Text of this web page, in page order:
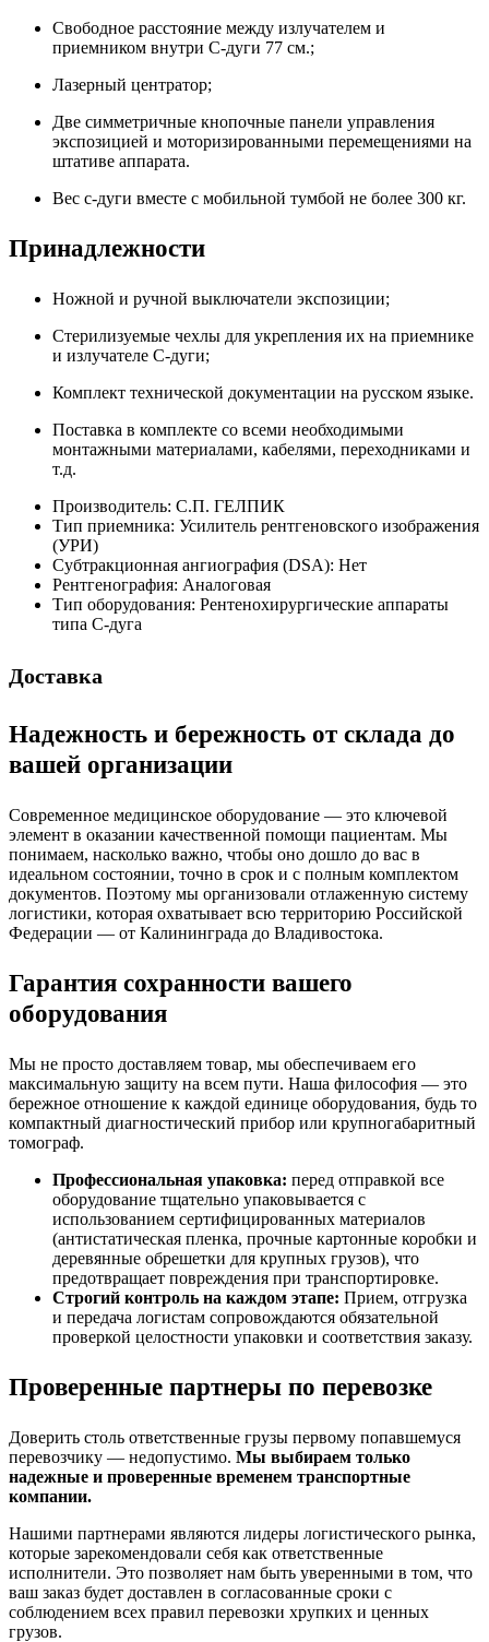
Свободное расстояние между излучателем и
приемником внутри С-дуги 77 см.;
Лазерный центратор;
Две симметричные кнопочные панели управления
экспозицией и моторизированными перемещениями на
штативе аппарата.
Вес с-дуги вместе с мобильной тумбой не более 300 кг.
Принадлежности
Ножной и ручной выключатели экспозиции;
Стерилизуемые чехлы для укрепления их на приемнике
и излучателе С-дуги;
Комплект технической документации на русском языке.
Поставка в комплекте со всеми необходимыми
монтажными материалами, кабелями, переходниками и
т.д.
Производитель: С.П. ГЕЛПИК
Тип приемника: Усилитель рентгеновского изображения
(УРИ)
Cубтракционная ангиография (DSA): Нет
Рентгенография: Аналоговая
Тип оборудования: Рентенохирургические аппараты
типа С-дуга
Доставка
Надежность и бережность от склада до
вашей организации
Современное медицинское оборудование — это ключевой
элемент в оказании качественной помощи пациентам. Мы
понимаем, насколько важно, чтобы оно дошло до вас в
идеальном состоянии, точно в срок и с полным комплектом
документов. Поэтому мы организовали отлаженную систему
логистики, которая охватывает всю территорию Российской
Федерации — от Калининграда до Владивостока.
Гарантия сохранности вашего
оборудования
Мы не просто доставляем товар, мы обеспечиваем его
максимальную защиту на всем пути. Наша философия — это
бережное отношение к каждой единице оборудования, будь то
компактный диагностический прибор или крупногабаритный
томограф.
Профессиональная упаковка: перед отправкой все
оборудование тщательно упаковывается с
использованием сертифицированных материалов
(антистатическая пленка, прочные картонные коробки и
деревянные обрешетки для крупных грузов), что
предотвращает повреждения при транспортировке.
Строгий контроль на каждом этапе: Прием, отгрузка
и передача логистам сопровождаются обязательной
проверкой целостности упаковки и соответствия заказу.
Проверенные партнеры по перевозке
Доверить столь ответственные грузы первому попавшемуся
перевозчику — недопустимо. Мы выбираем только
надежные и проверенные временем транспортные
компании.
Нашими партнерами являются лидеры логистического рынка,
которые зарекомендовали себя как ответственные
исполнители. Это позволяет нам быть уверенными в том, что
ваш заказ будет доставлен в согласованные сроки с
соблюдением всех правил перевозки хрупких и ценных
грузов.